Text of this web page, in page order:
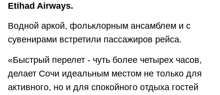
Etihad Airways.
Водной аркой, фольклорным ансамблем и с
сувенирами встретили пассажиров рейса.
«Быстрый перелет - чуть более четырех часов,
делает Сочи идеальным местом не только для
активного, но и для спокойного отдыха гостей